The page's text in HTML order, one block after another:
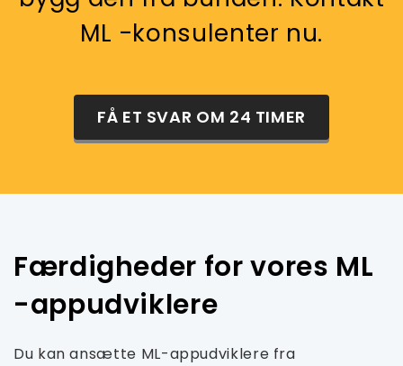
ML -konsulenter nu.
FÅ ET SVAR OM 24 TIMER
Færdigheder for vores ML
-appudviklere
Du kan ansætte ML-appudviklere fra